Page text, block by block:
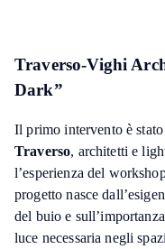
Traverso-Vighi
Dark”
Il primo intervento è
Traverso, architetti e
l’esperienza del
progetto nasce
del buio e
luce necessaria negli